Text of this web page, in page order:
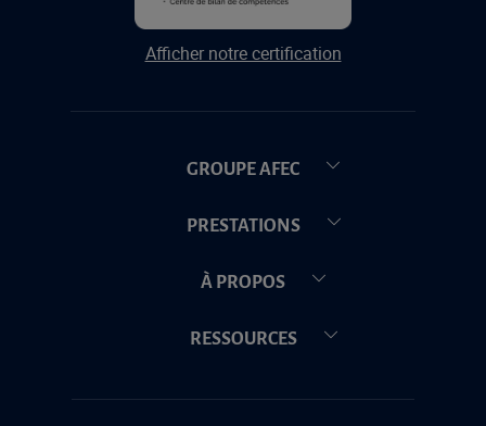
Afficher notre certification
GROUPE AFEC
PRESTATIONS
À PROPOS
RESSOURCES